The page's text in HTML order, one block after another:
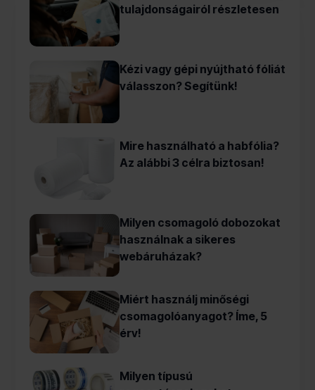
tulajdonságairól részletesen
Kézi vagy gépi nyújtható fóliát
válasszon? Segítünk!
Mire használható a habfólia?
Az alábbi 3 célra biztosan!
Milyen csomagoló dobozokat
használnak a sikeres
webáruházak?
Miért használj minőségi
csomagolóanyagot? Íme, 5
érv!
Milyen típusú